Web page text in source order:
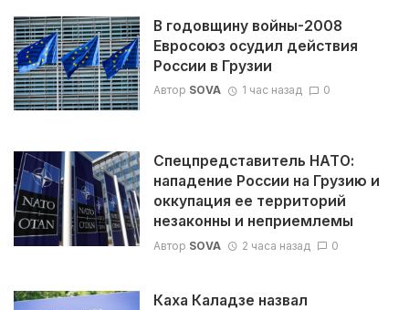
В годовщину войны-2008
Евросоюз осудил действия
России в Грузии
Автор SOVA 1 час назад 0
Спецпредставитель НАТО:
нападение России на Грузию и
оккупация ее территорий
незаконны и неприемлемы
Автор SOVA 2 часа назад 0
Каха Каладзе назвал